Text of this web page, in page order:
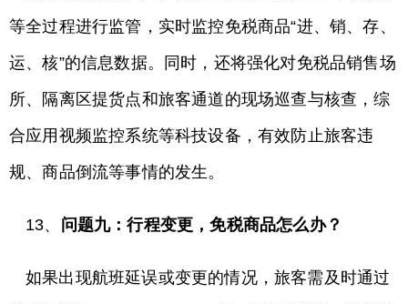
等全过程进行监管，实时监控免税商品“进、销、存、
运、核”的信息数据。同时，还将强化对免税品销售场
所、隔离区提货点和旅客通道的现场巡查与核查，综
合应用视频监控系统等科技设备，有效防止旅客违
规、商品倒流等事情的发生。
13、 问题九：行程变更，免税商品怎么办？
如果出现航班延误或变更的情况，旅客需及时通过